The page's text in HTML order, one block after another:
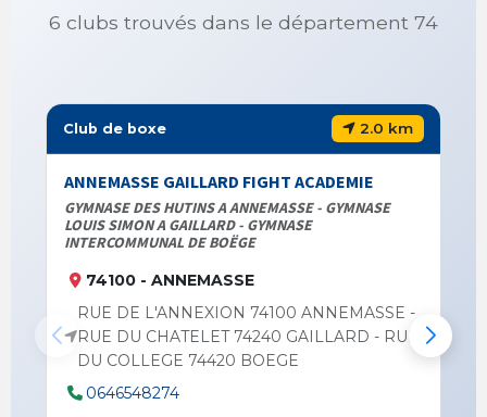
6 clubs trouvés dans le département 74
Club de boxe 2.0 km
ANNEMASSE GAILLARD FIGHT ACADEMIE
GYMNASE DES HUTINS A ANNEMASSE - GYMNASE
LOUIS SIMON A GAILLARD - GYMNASE
INTERCOMMUNAL DE BOËGE
74100 - ANNEMASSE
RUE DE L'ANNEXION 74100 ANNEMASSE -
RUE DU CHATELET 74240 GAILLARD - RUE
DU COLLEGE 74420 BOEGE
0646548274